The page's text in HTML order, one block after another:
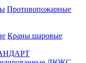
Противопожарные
Краны шаровые